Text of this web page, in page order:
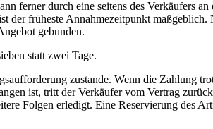
ferner durch eine seitens des Verkäufers
der früheste Annahmezeitpunkt
gebunden.
statt zwei Tage.
zustande. Wenn die Zahlung
ist, tritt der Verkäufer vom Vertrag
Folgen erledigt. Eine Reservierung des